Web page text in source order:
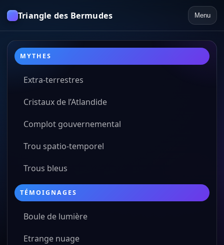
Triangle des Bermudes Menu
MYTHES
Extra-terrestres
Cristaux de l’Atlandide
Complot gouvernemental
Trou spatio-temporel
Trous bleus
TÉMOIGNAGES
Boule de lumière
Etrange nuage